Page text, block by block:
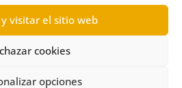
visitar el sitio web
cookies
opciones